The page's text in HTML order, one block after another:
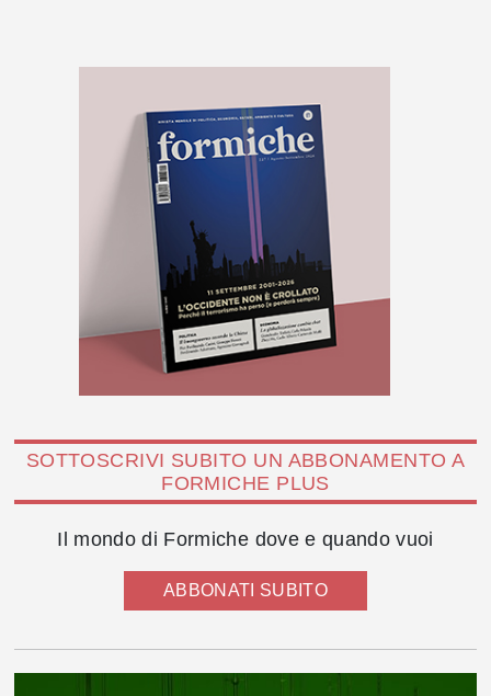
SOTTOSCRIVI SUBITO UN ABBONAMENTO A
FORMICHE PLUS
Il mondo di Formiche dove e quando vuoi
ABBONATI SUBITO